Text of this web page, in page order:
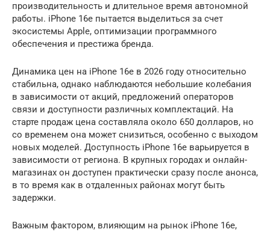
производительность и длительное время автономной
работы. iPhone 16e пытается выделиться за счет
экосистемы Apple, оптимизации программного
обеспечения и престижа бренда.
Динамика цен на iPhone 16e в 2026 году относительно
стабильна, однако наблюдаются небольшие колебания
в зависимости от акций, предложений операторов
связи и доступности различных комплектаций. На
старте продаж цена составляла около 650 долларов, но
со временем она может снизиться, особенно с выходом
новых моделей. Доступность iPhone 16e варьируется в
зависимости от региона. В крупных городах и онлайн-
магазинах он доступен практически сразу после анонса,
в то время как в отдаленных районах могут быть
задержки.
Важным фактором, влияющим на рынок iPhone 16e,